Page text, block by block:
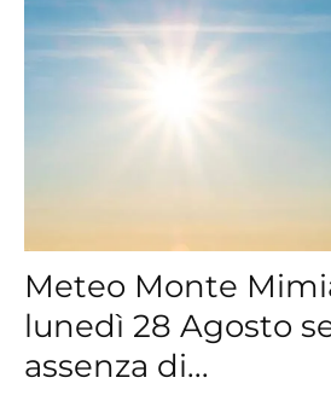
Meteo Monte
lunedì 28 Agosto
assenza di...